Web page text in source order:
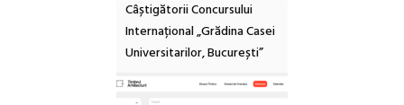
Câștigătorii Concursului
Internațional „Grădina Casei
Universitarilor, București”